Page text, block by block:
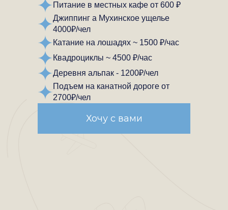
Питание в местных кафе от 600 ₽
Джиппинг а Мухинское ущелье
4000₽/чел
Катание на лошадях ~ 1500 ₽/час
Квадроциклы ~ 4500 ₽/час
Деревня альпак - 1200₽/чел
Подъем на канатной дороге от
2700₽/чел
Хочу с вами